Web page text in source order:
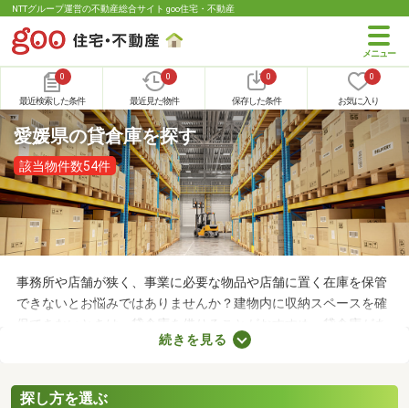
NTTグループ運営の不動産総合サイト goo住宅・不動産
0
最近検索した条件
0
最近見た物件
0
保存した条件
0
お気に入り
愛媛県の貸倉庫を探す
該当物件数54件
事務所や店舗が狭く、事業に必要な物品や店舗に置く在庫を保管
できないとお悩みではありませんか？建物内に収納スペースを確
保できないときは、貸倉庫を借りることがおすすめ。貸倉庫があ
れば、在庫やすぐに使わない物品を保管できるため、店舗や事務
にチェックしてほしい貸倉庫を紹介します。
続きを見る
探し方を選ぶ